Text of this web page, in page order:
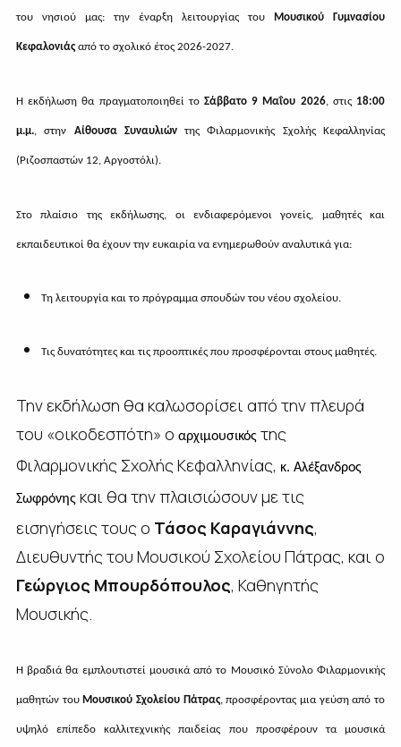
του νησιού μας: την έναρξη λειτουργίας του Μουσικού Γυμνασίου
Κεφαλονιάςαπό το σχολικό έτος 2026-2027.
Η εκδήλωση θα πραγματοποιηθεί το Σάββατο 9 Μαΐου 2026, στις 18:00
μ.μ., στην Αίθουσα Συναυλιώντης Φιλαρμονικής Σχολής Κεφαλληνίας
(Ριζοσπαστών 12, Αργοστόλι).
Στο πλαίσιο της εκδήλωσης, οι ενδιαφερόμενοι γονείς, μαθητές και
εκπαιδευτικοί θα έχουν την ευκαιρία να ενημερωθούν αναλυτικά για:
Τη λειτουργία και το πρόγραμμα σπουδών του νέου σχολείου.
Τις δυνατότητες και τις προοπτικές που προσφέρονται στους μαθητές.
Την εκδήλωση θα καλωσορίσει από την πλευρά
του «οικοδεσπότη» ο αρχιμουσικόςτης
Φιλαρμονικής Σχολής Κεφαλληνίας, κ. Αλέξανδρος
Σωφρόνης και θα την πλαισιώσουν με τις
εισηγήσεις τους ο Τάσος Καραγιάννης,
Διευθυντής του Μουσικού Σχολείου Πάτρας, και ο
Γεώργιος Μπουρδόπουλος, Καθηγητής
Μουσικής.
Η βραδιά θα εμπλουτιστεί μουσικά από το Μουσικό Σύνολο Φιλαρμονικής
μαθητών τουΜουσικού Σχολείου Πάτρας, προσφέροντας μια γεύση από το
υψηλό επίπεδο καλλιτεχνικής παιδείας που προσφέρουν τα μουσικά